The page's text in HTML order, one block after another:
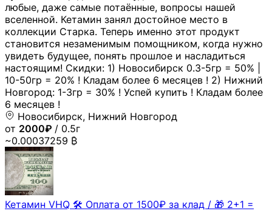
любые, даже самые потаённые, вопросы нашей
вселенной. Кетамин занял достойное место в
коллекции Старка. Теперь именно этот продукт
становится незаменимым помощником, когда нужно
увидеть будущее, понять прошлое и насладиться
настоящим! Скидки: 1) Новосибирск 0.3-5гр = 50% |
10-50гр = 20% ! Кладам более 6 месяцев ! 2) Нижний
Новгород: 1-3гр = 30% ! Успей купить ! Кладам более
6 месяцев !
Новосибирск, Нижний Новгород
от 2000₽ / 0.5г
~0.00037259 ₿
Кетамин VHQ 🛠 Оплата от 1500₽ за клад / 🎁 2+1 =